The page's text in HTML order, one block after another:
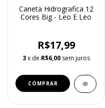
Caneta Hidrografica 12
Cores Big - Leo E Leo
R$17,99
3 x de R$6,00 sem juros